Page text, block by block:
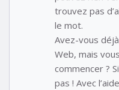
trouvez pas
le mot.
Avez-vous
Web, mais
commencer ?
pas ! Avec